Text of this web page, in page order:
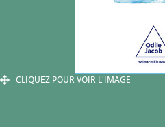
CLIQUEZ POUR VOIR L'IMAGE